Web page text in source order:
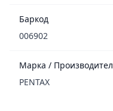
Баркод
006902
Марка / Производител
PENTAX